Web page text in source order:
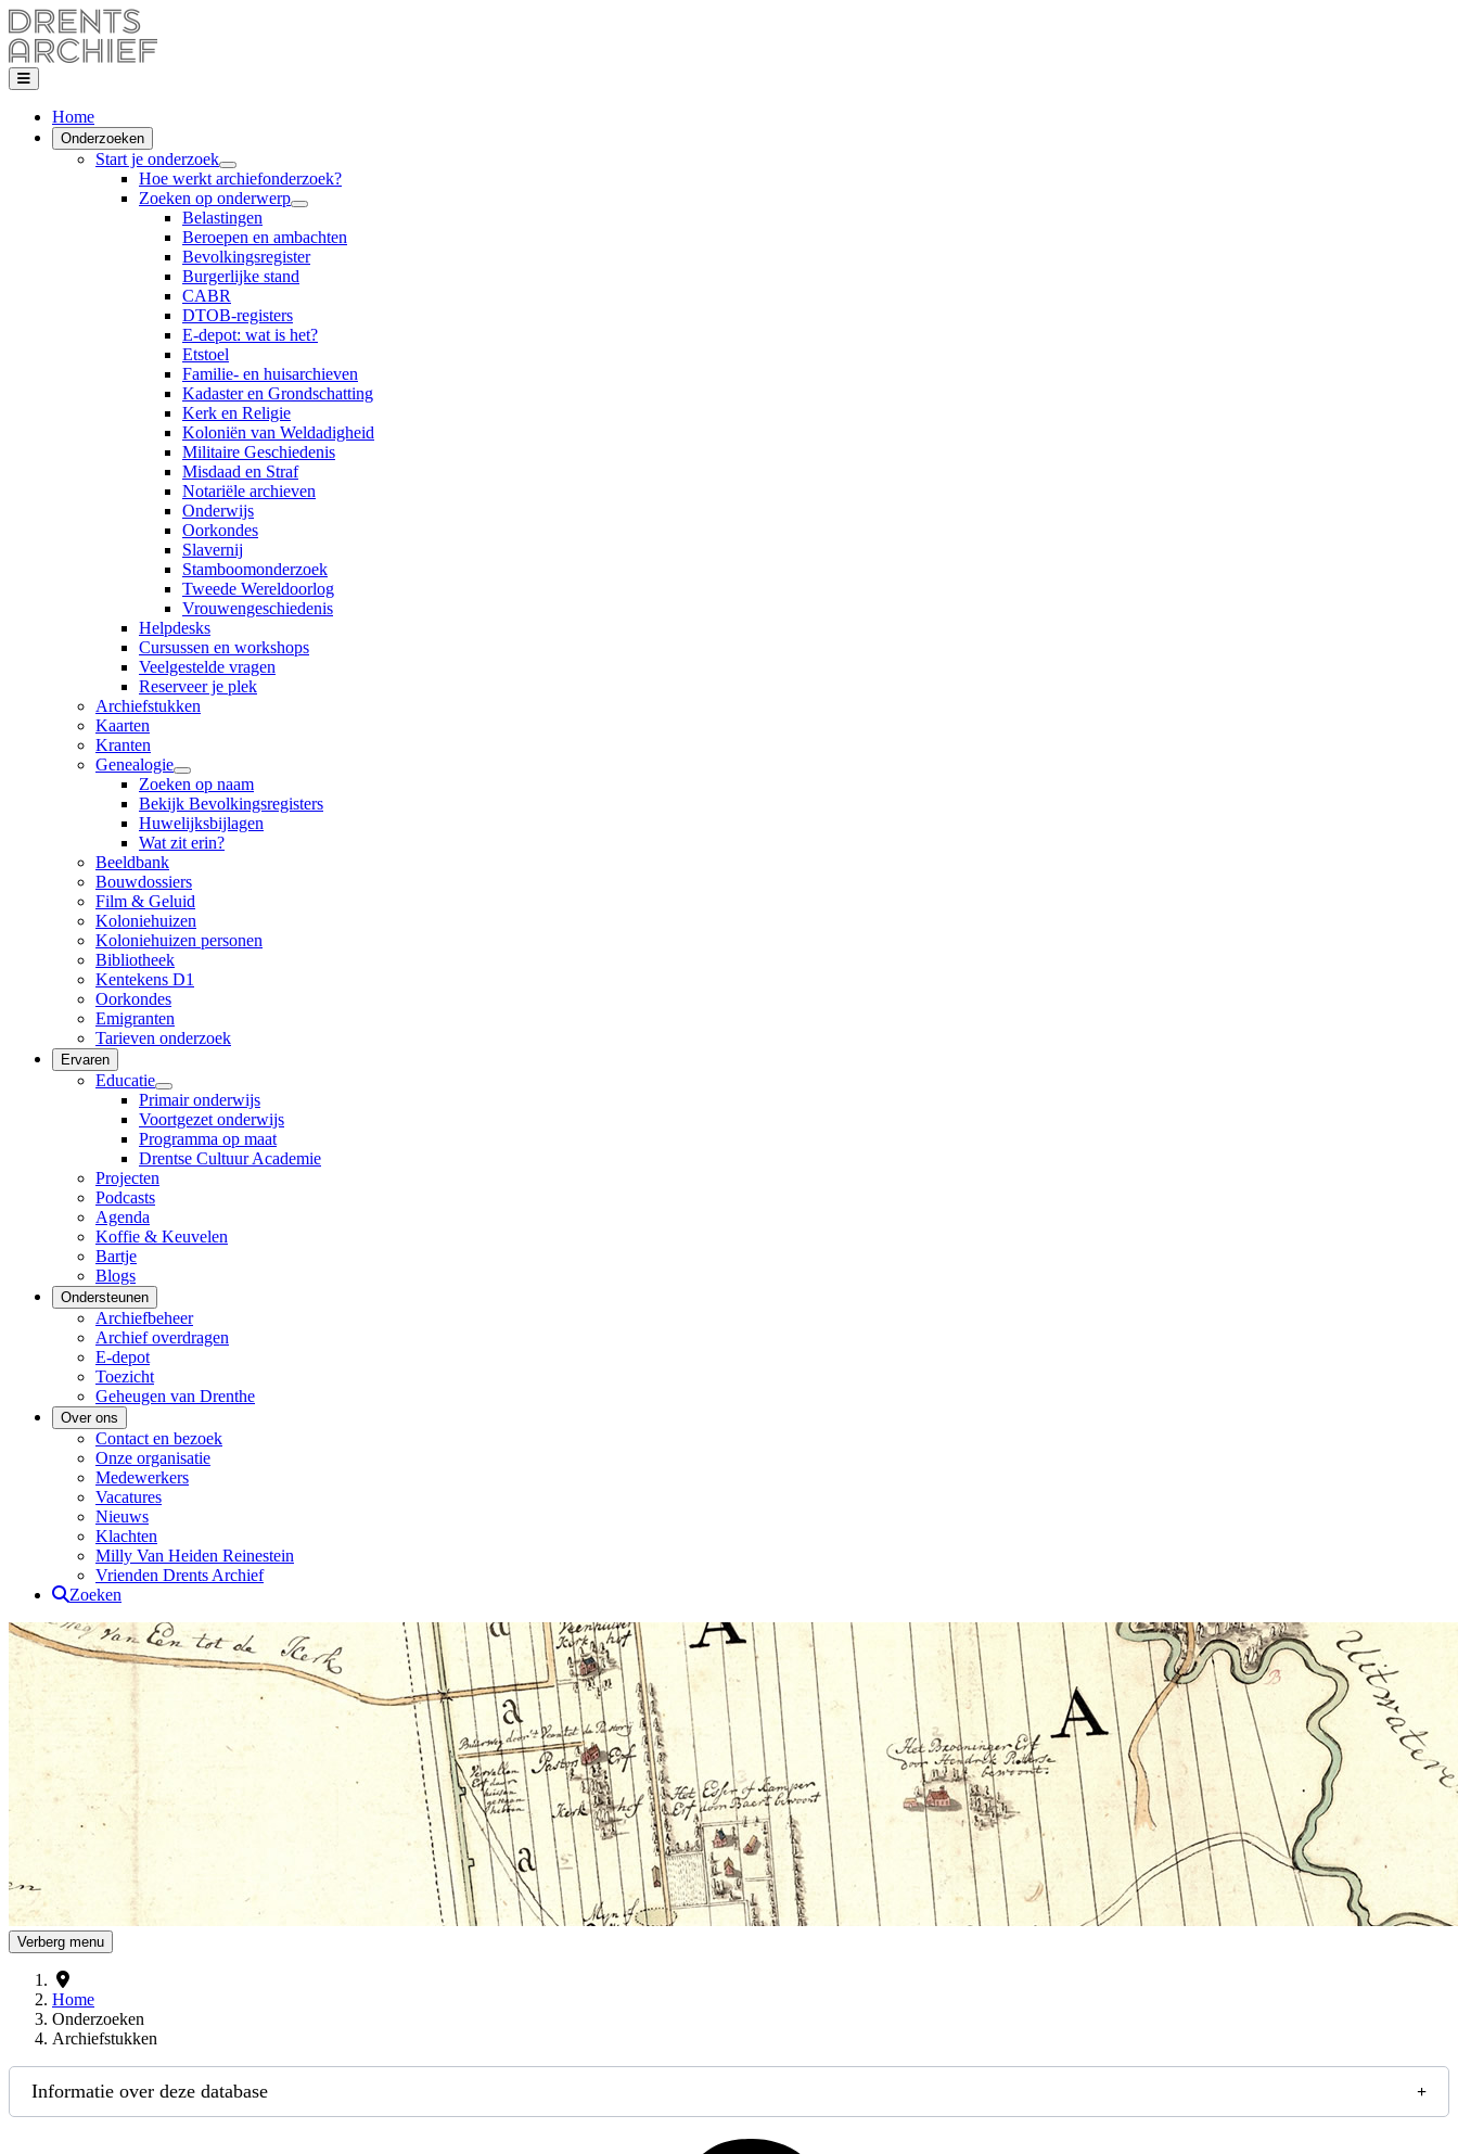
Home
Onderzoeken
Start je onderzoek
Hoe werkt archiefonderzoek?
Zoeken op onderwerp
Belastingen
Beroepen en ambachten
Bevolkingsregister
Burgerlijke stand
CABR
DTOB-registers
E-depot: wat is het?
Etstoel
Familie- en huisarchieven
Kadaster en Grondschatting
Kerk en Religie
Koloniën van Weldadigheid
Militaire Geschiedenis
Misdaad en Straf
Notariële archieven
Onderwijs
Oorkondes
Slavernij
Stamboomonderzoek
Tweede Wereldoorlog
Vrouwengeschiedenis
Helpdesks
Cursussen en workshops
Veelgestelde vragen
Reserveer je plek
Archiefstukken
Kaarten
Kranten
Genealogie
Zoeken op naam
Bekijk Bevolkingsregisters
Huwelijksbijlagen
Wat zit erin?
Beeldbank
Bouwdossiers
Film & Geluid
Koloniehuizen
Koloniehuizen personen
Bibliotheek
Kentekens D1
Oorkondes
Emigranten
Tarieven onderzoek
Ervaren
Educatie
Primair onderwijs
Voortgezet onderwijs
Programma op maat
Drentse Cultuur Academie
Projecten
Podcasts
Agenda
Koffie & Keuvelen
Bartje
Blogs
Ondersteunen
Archiefbeheer
Archief overdragen
E-depot
Toezicht
Geheugen van Drenthe
Over ons
Contact en bezoek
Onze organisatie
Medewerkers
Vacatures
Nieuws
Klachten
Milly Van Heiden Reinestein
Vrienden Drents Archief
Zoeken
Drents Archief
Verberg menu
Home
Onderzoeken
Archiefstukken
Informatie over deze database